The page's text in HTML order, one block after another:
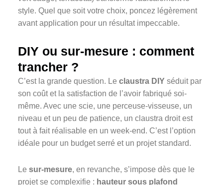
style. Quel que soit votre choix, poncez légèrement
avant application pour un résultat impeccable.
DIY ou sur-mesure : comment
trancher ?
C’est la grande question. Le claustra DIY séduit par
son coût et la satisfaction de l’avoir fabriqué soi-
même. Avec une scie, une perceuse-visseuse, un
niveau et un peu de patience, un claustra droit est
tout à fait réalisable en un week-end. C’est l’option
idéale pour un budget serré et un projet standard.
Le sur-mesure, en revanche, s’impose dès que le
projet se complexifie : hauteur sous plafond